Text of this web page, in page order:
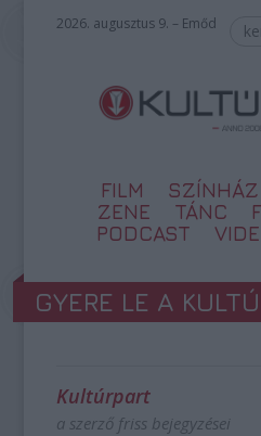
2026. augusztus 9. – Emőd
FILM SZÍNHÁZ
ZENE
TÁNC
PODCAST
GYERE LE A
Kultúrpart
a szerző friss bejegyzései